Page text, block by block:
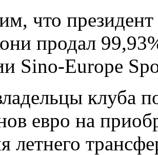
что президент
продал
Sino-Europe
клуба
евро на
летнего